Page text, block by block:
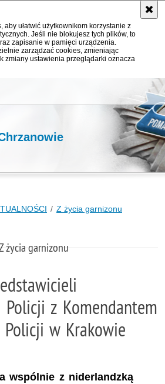
aby ułatwić użytkownikom korzystanie z
Jeśli nie blokujesz tych plików, to
zapisanie w pamięci urządzenia.
zarządzać cookies, zmieniając
zmiany ustawienia przeglądarki oznacza
Z życia garnizonu
życia garnizonu
z Komendantem
w Krakowie
wspólnie z niderlandzką